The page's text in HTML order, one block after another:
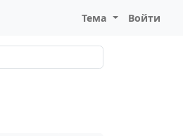
Тема Войти